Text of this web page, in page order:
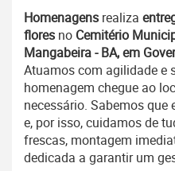
Homenagens realiza
flores no Cemitério
Mangabeira - BA, em
Atuamos com agilidade e
homenagem chegue ao
necessário. Sabemos que
e, por isso, cuidamos de
frescas, montagem
dedicada a garantir um